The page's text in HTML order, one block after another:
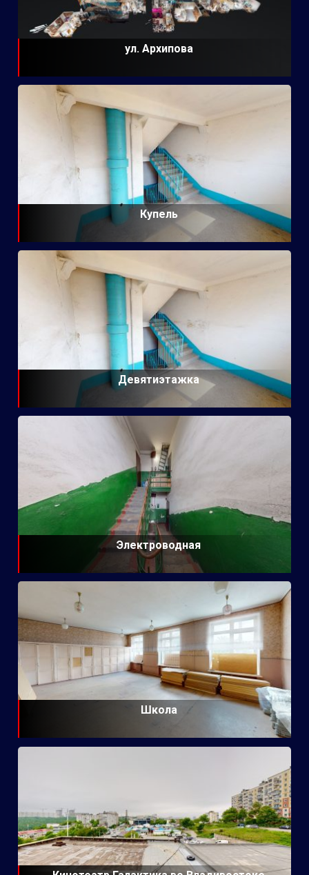
ул. Архипова
Купель
Девятиэтажка
Электроводная
Школа